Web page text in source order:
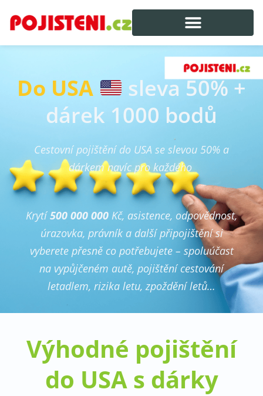
Do USA
sleva 50% +
dárek 1000 bodů
Cestovní pojištění do USA se slevou 50% a
dárkem navíc pro každého
Krytí500 000 000 Kč, asistence, odpovědnost,
úrazovka, právník a další připojištění si
vyberete přesně co potřebujete – spoluúčast
na vypůjčeném autě, pojištění cestování
letadlem, rizika letu, zpoždění letů…
Výhodné pojištění
do USA s dárky